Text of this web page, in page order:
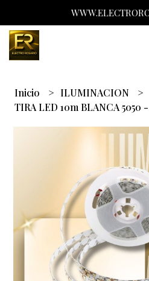
Inicio
ILUMINACION
TIRA LED 10m BLANCA 5050